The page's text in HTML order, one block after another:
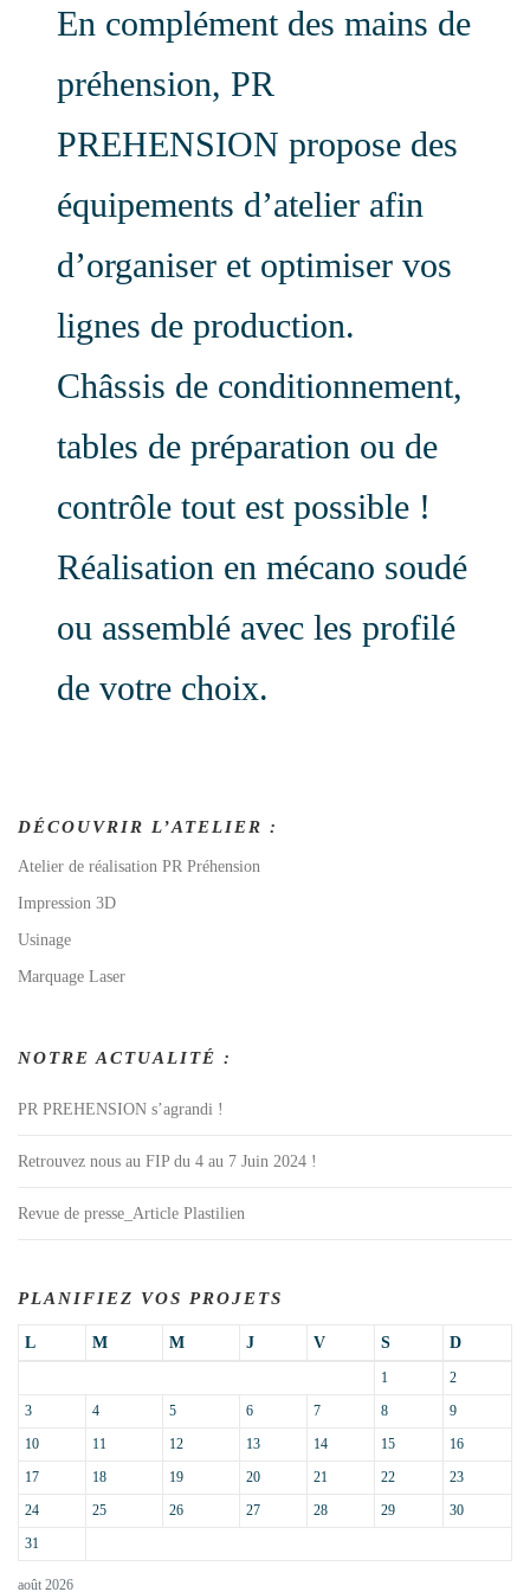
En complément des mains de
préhension, PR
PREHENSION propose des
équipements d’atelier afin
d’organiser et optimiser vos
lignes de production.
Châssis de conditionnement,
tables de préparation ou de
contrôle tout est possible !
Réalisation en mécano soudé
ou assemblé avec les profilé
de votre choix.
DÉCOUVRIR L’ATELIER :
Atelier de réalisation PR Préhension
Impression 3D
Usinage
Marquage Laser
NOTRE ACTUALITÉ :
PR PREHENSION s’agrandi !
Retrouvez nous au FIP du 4 au 7 Juin 2024 !
Revue de presse_Article Plastilien
PLANIFIEZ VOS PROJETS
août 2026
L M M J V S D
1
2
3
4 5 6 7 8
9
10
11 12 13 14 15
16
17
18 19 20 21 22
23
24
25 26 27 28 29
30
31